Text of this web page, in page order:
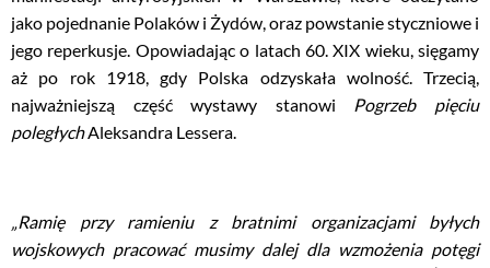
jako pojednanie Polaków i Żydów, oraz powstanie styczniowe i
jego reperkusje. Opowiadając o latach 60. XIX wieku, sięgamy
aż po rok 1918, gdy Polska odzyskała wolność. Trzecią,
najważniejszą część wystawy stanowi Pogrzeb pięciu
poległychAleksandra Lessera.
„Ramię przy ramieniu z bratnimi organizacjami byłych
wojskowych pracować musimy dalej dla wzmożenia potęgi